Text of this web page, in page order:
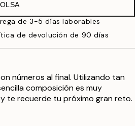
de 3-5 días laborables
de devolución de 90 días
números al final. Utilizando tan
composición es muy
te recuerde tu próximo gran reto.